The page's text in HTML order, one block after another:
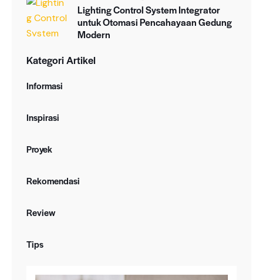
Lighting Control System Integrator
untuk Otomasi Pencahayaan Gedung
Modern
Kategori Artikel
Informasi
Inspirasi
Proyek
Rekomendasi
Review
Tips